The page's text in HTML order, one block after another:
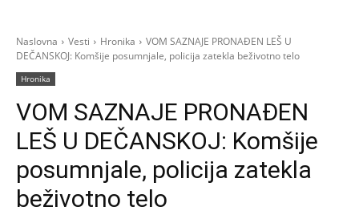
Naslovna Vesti Hronika
VOM SAZNAJE PRONAĐEN LEŠ U
DEČANSKOJ: Komšije posumnjale, policija zatekla beživotno telo
Hronika
VOM SAZNAJE PRONAĐEN
LEŠ U DEČANSKOJ: Komšije
posumnjale, policija zatekla
beživotno telo